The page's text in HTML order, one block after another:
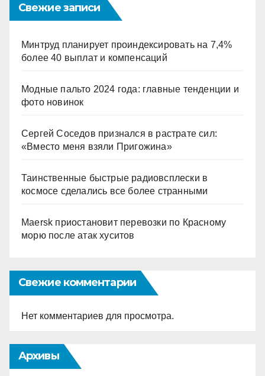
Свежие записи
Минтруд планирует проиндексировать на 7,4%
более 40 выплат и компенсаций
Модные пальто 2024 года: главные тенденции и
фото новинок
Сергей Соседов признался в растрате сил:
«Вместо меня взяли Пригожина»
Таинственные быстрые радиовсплески в
космосе сделались все более странными
Maersk приостановит перевозки по Красному
морю после атак хуситов
Свежие комментарии
Нет комментариев для просмотра.
Архивы